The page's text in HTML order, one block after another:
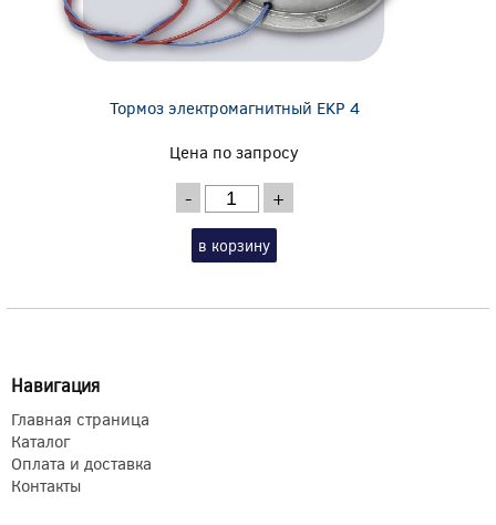
Тормоз электромагнитный EKP 4
Цена по запросу
- +
в корзину
Навигация
Главная страница
Каталог
Оплата и доставка
Контакты